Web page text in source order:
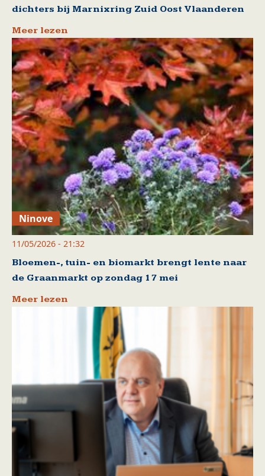
dichters bij Marnixring Zuid Oost Vlaanderen
Meer lezen
Ninove
11/05/2026 - 21:32
Bloemen-, tuin- en biomarkt brengt lente naar
de Graanmarkt op zondag 17 mei
Meer lezen